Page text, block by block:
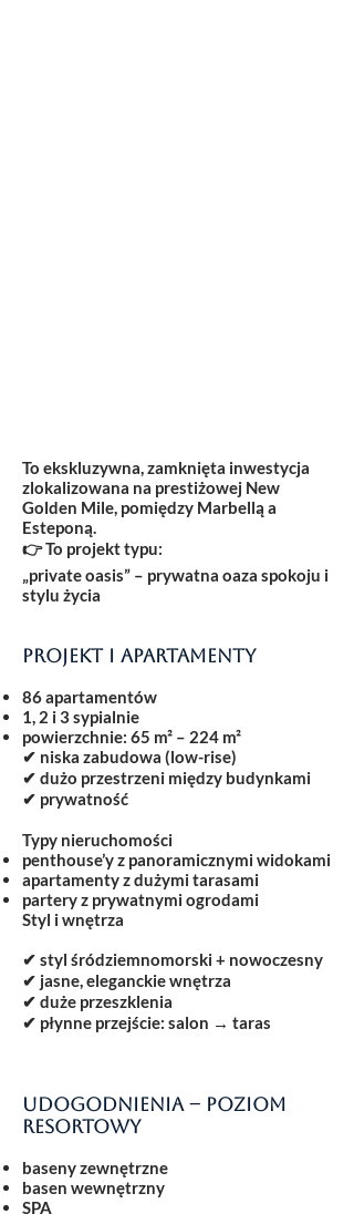
To ekskluzywna, zamknięta inwestycja
zlokalizowana na prestiżowej New
Golden Mile, pomiędzy Marbellą a
Esteponą.
👉 To projekt typu:
„private oasis” – prywatna oaza spokoju i
stylu życia
Projekt i apartamenty
86 apartamentów
1, 2 i 3 sypialnie
powierzchnie: 65 m² – 224 m²
✔ niska zabudowa (low-rise)
✔ dużo przestrzeni między budynkami
✔ prywatność
Typy nieruchomości
penthouse’y z panoramicznymi widokami
apartamenty z dużymi tarasami
partery z prywatnymi ogrodami
Styl i wnętrza
✔ styl śródziemnomorski + nowoczesny
✔ jasne, eleganckie wnętrza
✔ duże przeszklenia
✔ płynne przejście: salon → taras
Udogodnienia – poziom
resortowy
baseny zewnętrzne
basen wewnętrzny
SPA